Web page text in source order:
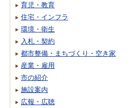
育児・教育
住宅・インフラ
環境・衛生
入札・契約
都市整備・まちづくり・空き家
産業・雇用
市の紹介
施設案内
広報・広聴